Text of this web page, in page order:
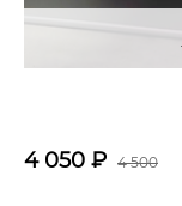
4 050 ₽ 4 500